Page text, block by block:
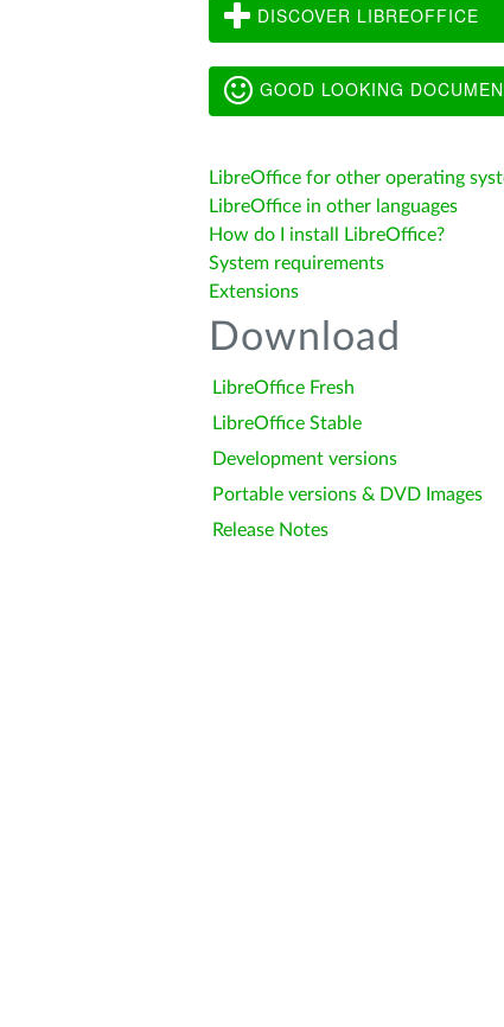
DISCOVER LIBREOFFICE
GOOD LOOKING
LibreOffice for other operating
LibreOffice in other languages
How do I install LibreOffice?
System requirements
Extensions
Download
LibreOffice Fresh
LibreOffice Stable
Development versions
Portable versions & DVD Images
Release Notes